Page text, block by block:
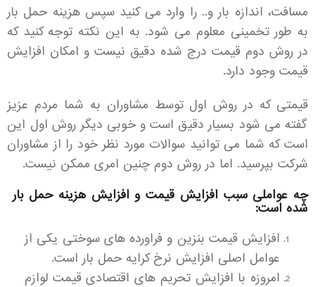
مسافت، اندازه بار و.. را وارد می کنید سپس هزینه حمل بار
به طور تخمینی معلوم می شود. به این نکته توجه کنید که
در روش دوم قیمت درج شده دقیق نیست و امکان افزایش
قیمت وجود دارد.
قیمتی که در روش اول توسط مشاوران به شما مردم عزیز
گفته می شود بسیار دقیق است و خوبی دیگر روش اول این
است که شما می توانید سوالات مورد نظر خود را از مشاوران
شرکت بپرسید. اما در روش دوم چنین امری ممکن نیست.
چه عواملی سبب افزایش قیمت و افزایش هزینه حمل بار
شده است:
افزایش قیمت بنزین و فراورده های سوختی یکی از
عوامل اصلی افزایش نرخ کرایه حمل بار است.
امروزه با افزایش تحریم های اقتصادی قیمت لوازم